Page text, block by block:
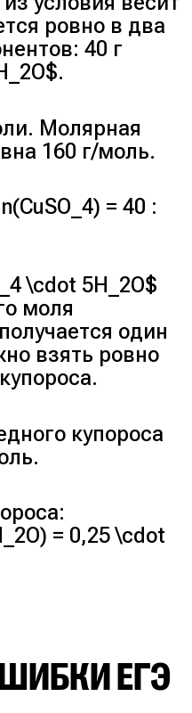
ровно в два
40 г
Молярная
160 г/моль.
= 40 :
\cdot 5H_2O$
моля
один
взять ровно
купороса
= 0,25 \cdot
ЕГЭ